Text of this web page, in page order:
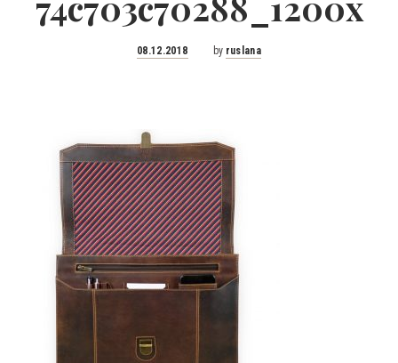
Posted
08.12.2018 by ruslana